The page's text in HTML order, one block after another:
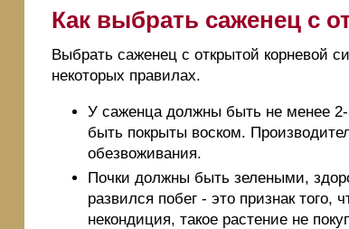
Как выбрать саженец с
Выбрать саженец с открытой корневой
некоторых правилах.
У саженца должны быть не менее
быть покрыты воском.
обезвоживания.
Почки должны быть зелеными,
развился побег - это признак того,
некондиция, такое растение не